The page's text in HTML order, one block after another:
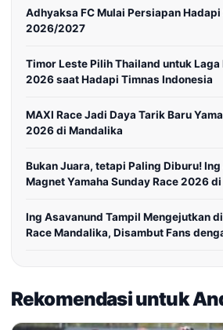
Adhyaksa FC Mulai Persiapan
2026/2027
Timor Leste Pilih Thailand untuk Laga
2026 saat Hadapi Timnas Indonesia
MAXI Race Jadi Daya Tarik Baru
2026 di Mandalika
Bukan Juara, tetapi Paling Diburu!
Magnet Yamaha Sunday Race 2026
Ing Asavanund Tampil Mengejutkan
Race Mandalika, Disambut Fans
Rekomendasi untuk